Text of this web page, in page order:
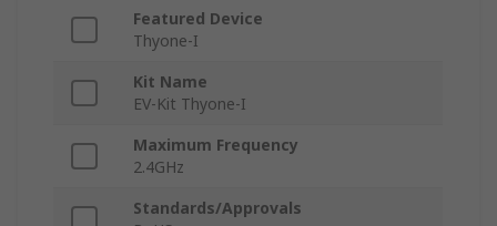
Featured Device
Thyone-I
Kit Name
EV-Kit Thyone-I
Maximum Frequency
2.4GHz
Standards/Approvals